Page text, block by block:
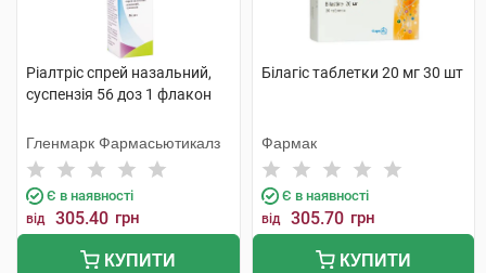
Ріалтріс спрей назальний,
суспензія 56 доз 1 флакон
Гленмарк Фармасьютикалз
Є в наявності
від 305.40 грн
КУПИТИ
Білагіс таблетки 20 мг 30 шт
Фармак
Є в наявності
від 305.70 грн
КУПИТИ